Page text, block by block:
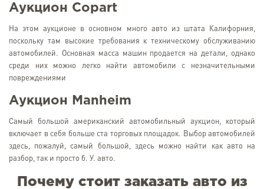
Аукцион Copart
На этом аукционе в основном много авто из штата Калифорния,
поскольку там высокие требования к техническому обслуживанию
автомобилей. Основная масса машин продается на детали, однако
среди них можно легко найти автомобили с незначительными
повреждениями
Аукцион Manheim
Самый большой американский автомобильный аукцион, который
включает в себя больше ста торговых площадок. Выбор автомобилей
здесь, пожалуй, самый большой, здесь можно найти как авто на
разбор, так и просто б. У. авто.
Почему стоит заказать авто из